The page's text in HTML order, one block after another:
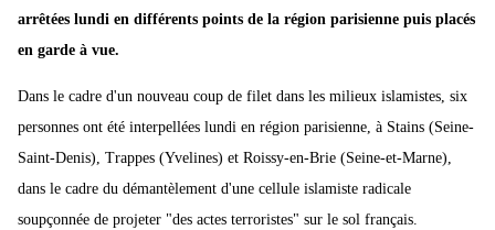
arrêtées lundi en différents points de la région parisienne puis placés
en garde à vue.
Dans le cadre d'un nouveau coup de filet dans les milieux islamistes, six
personnes ont été interpellées lundi en région parisienne, à Stains (Seine-
Saint-Denis), Trappes (Yvelines) et Roissy-en-Brie (Seine-et-Marne),
dans le cadre du démantèlement d'une cellule islamiste radicale
soupçonnée de projeter "des actes terroristes" sur le sol français.